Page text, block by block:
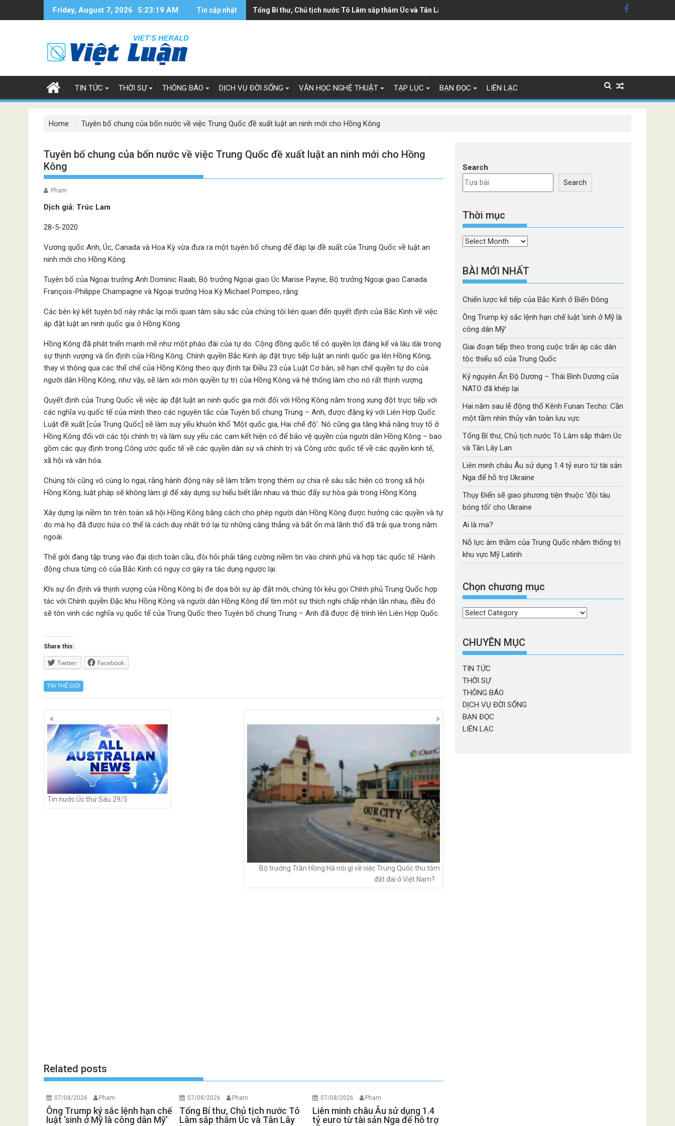
Friday, August 7, 2026 5:23:20 AM Tin cập nhật Ông Trump ký sắc lệnh hạn chế luật 'sinh ở Mỹ là công dân Mỹ'
Tổng Bí thư, Chủ tịch nước Tô Lâm sắp thăm Úc và Tân Lây Lan
TIN TỨC THỜI SỰ THÔNG BÁO DỊCH VỤ ĐỜI SỐNG VĂN HỌC NGHỆ THUẬT TẠP LỤC BẠN ĐỌC LIÊN LẠC
Home Tuyên bố chung của bốn nước về việc Trung Quốc đề xuất luật an ninh mới cho Hồng Kông
Tuyên bố chung của bốn nước về việc Trung Quốc đề xuất luật an ninh mới cho Hồng
Kông
Pham
Dịch giả: Trúc Lam
28-5-2020
Vương quốc Anh, Úc, Canada và Hoa Kỳ vừa đưa ra một tuyên bố chung để đáp lại đề xuất của Trung Quốc về luật an
ninh mới cho Hồng Kông.
Tuyên bố của Ngoại trưởng Anh Dominic Raab, Bộ trưởng Ngoại giao Úc Marise Payne, Bộ trưởng Ngoại giao Canada
François-Philippe Champagne và Ngoại trưởng Hoa Kỳ Michael Pompeo, rằng:
Các bên ký kết tuyên bố này nhắc lại mối quan tâm sâu sắc của chúng tôi liên quan đến quyết định của Bắc Kinh về việc
áp đặt luật an ninh quốc gia ở Hồng Kông.
Hồng Kông đã phát triển mạnh mẽ như một pháo đài của tự do. Cộng đồng quốc tế có quyền lợi đáng kể và lâu dài trong
sự thịnh vượng và ổn định của Hồng Kông. Chính quyền Bắc Kinh áp đặt trực tiếp luật an ninh quốc gia lên Hồng Kông,
thay vì thông qua các thể chế của Hồng Kông theo quy định tại Điều 23 của Luật Cơ bản, sẽ hạn chế quyền tự do của
người dân Hồng Kông, như vậy, sẽ làm xói mòn quyền tự trị của Hồng Kông và hệ thống làm cho nó rất thịnh vượng.
Quyết định của Trung Quốc về việc áp đặt luật an ninh quốc gia mới đối với Hồng Kông nằm trong xung đột trực tiếp với
các nghĩa vụ quốc tế của mình theo các nguyên tắc của Tuyên bố chung Trung – Anh, được đăng ký với Liên Hợp Quốc.
Luật đề xuất [của Trung Quốc] sẽ làm suy yếu khuôn khổ ‘Một quốc gia, Hai chế độ’. Nó cũng gia tăng khả năng truy tố ở
Hồng Kông đối với các tội chính trị và làm suy yếu các cam kết hiện có để bảo vệ quyền của người dân Hồng Kông – bao
gồm các quy định trong Công ước quốc tế về các quyền dân sự và chính trị và Công ước quốc tế về các quyền kinh tế,
xã hội và văn hóa.
Chúng tôi cũng vô cùng lo ngại, rằng hành động này sẽ làm trầm trọng thêm sự chia rẽ sâu sắc hiện có trong xã hội
Hồng Kông; luật pháp sẽ không làm gì để xây dựng sự hiểu biết lẫn nhau và thúc đẩy sự hòa giải trong Hồng Kông.
Xây dựng lại niềm tin trên toàn xã hội Hồng Kông bằng cách cho phép người dân Hồng Kông được hưởng các quyền và tự
do mà họ đã được hứa có thể là cách duy nhất trở lại từ những căng thẳng và bất ổn mà lãnh thổ đã trải qua trong năm
ngoái.
Thế giới đang tập trung vào đại dịch toàn cầu, đòi hỏi phải tăng cường niềm tin vào chính phủ và hợp tác quốc tế. Hành
động chưa từng có của Bắc Kinh có nguy cơ gây ra tác dụng ngược lại.
Khi sự ổn định và thịnh vượng của Hồng Kông bị đe dọa bởi sự áp đặt mới, chúng tôi kêu gọi Chính phủ Trung Quốc hợp
tác với Chính quyền Đặc khu Hồng Kông và người dân Hồng Kông để tìm một sự thích nghi chấp nhận lẫn nhau, điều đó
sẽ tôn vinh các nghĩa vụ quốc tế của Trung Quốc theo Tuyên bố chung Trung – Anh đã được đệ trình lên Liên Hợp Quốc.
Share this:
Twitter Facebook
TIN THẾ GIỚI
Posts
navigation
Tin nước Úc thứ Sáu 29/5
Bộ trưởng Trần Hồng Hà nói gì về việc Trung Quốc thu tóm
đất đai ở Việt Nam?
Related posts
07/08/2026 Pham
Ông Trump ký sắc lệnh hạn chế
luật ‘sinh ở Mỹ là công dân Mỹ’
07/08/2026 Pham
Tổng Bí thư, Chủ tịch nước Tô
Lâm sắp thăm Úc và Tân Lây
07/08/2026 Pham
Liên minh châu Âu sử dụng 1.4
tỷ euro từ tài sản Nga để hỗ trợ
Search
Search
Thời mục
Thời
BÀI MỚI NHẤT
Chiến lược kế tiếp của Bắc Kinh ở Biển Đông
Ông Trump ký sắc lệnh hạn chế luật ‘sinh ở Mỹ là
công dân Mỹ’
Giai đoạn tiếp theo trong cuộc trấn áp các dân
tộc thiểu số của Trung Quốc
Kỷ nguyên Ấn Độ Dương – Thái Bình Dương của
NATO đã khép lại
Hai năm sau lễ động thổ Kênh Funan Techo: Cần
một tầm nhìn thủy văn toàn lưu vực
Tổng Bí thư, Chủ tịch nước Tô Lâm sắp thăm Úc
và Tân Lây Lan
Liên minh châu Âu sử dụng 1.4 tỷ euro từ tài sản
Nga để hỗ trợ Ukraine
Thụy Điển sẽ giao phương tiện thuộc ‘đội tàu
bóng tối’ cho Ukraine
Ai là ma?
Nỗ lực âm thầm của Trung Quốc nhằm thống trị
khu vực Mỹ Latinh
Chọn chương mục
Chọn
mục
CHUYÊN MỤC
TIN TỨC
THỜI SỰ
THÔNG BÁO
DỊCH VỤ ĐỜI SỐNG
BẠN ĐỌC
LIÊN LẠC